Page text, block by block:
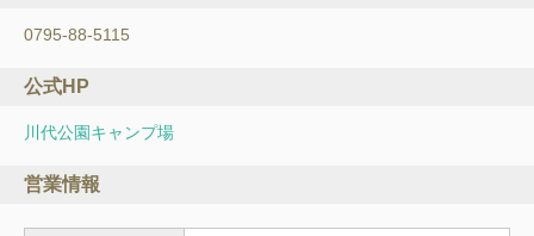
0795-88-5115
公式HP
川代公園キャンプ場
営業情報